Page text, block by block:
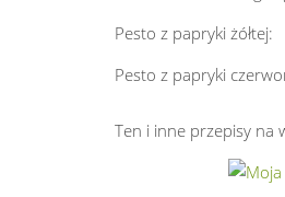
Pesto z papryki żółtej:
Pesto z papryki
Ten i inne przepisy na